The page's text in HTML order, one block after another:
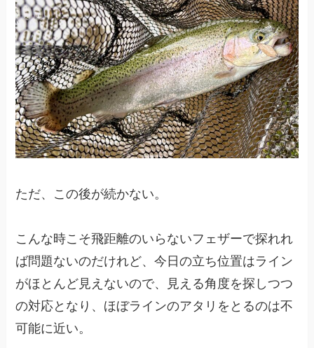
ただ、この後が続かない。
こんな時こそ飛距離のいらないフェザーで探れれ
ば問題ないのだけれど、今日の立ち位置はライン
がほとんど見えないので、見える角度を探しつつ
の対応となり、ほぼラインのアタリをとるのは不
可能に近い。